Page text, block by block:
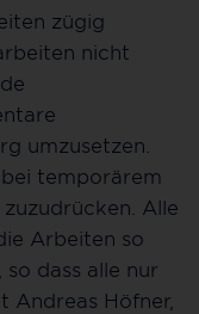
zügig
nicht
umzusetzen.
temporärem
Alle
Arbeiten so
dass alle nur
Andreas Höfner,